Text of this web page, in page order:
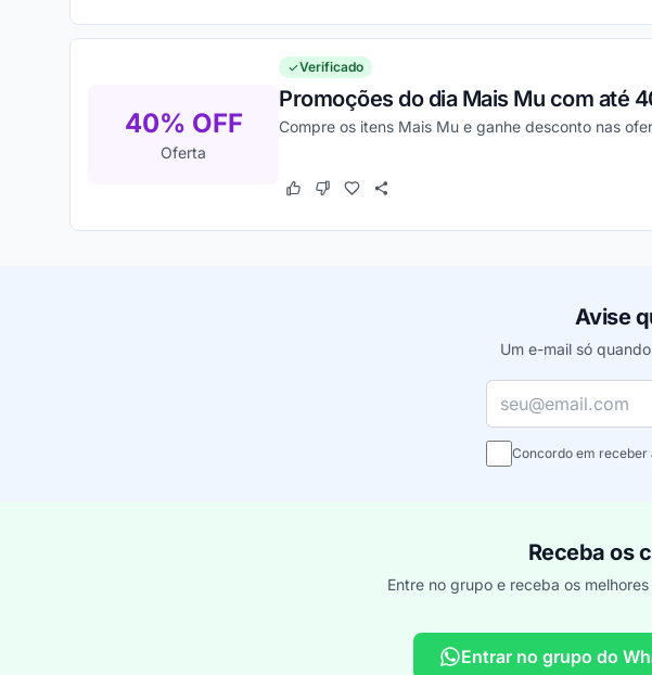
40% OFF
Oferta
Verificado
Promoções do dia Mais Mu com até
Compre os itens Mais Mu e ganhe desconto nas
Este cupom funcionou
Este cupom não funcionou
Avise
Um e-mail só
Seu e-mail
Concordo em receber
Receba os
Entre no grupo e receba os
Entrar no grupo do